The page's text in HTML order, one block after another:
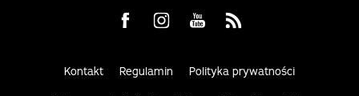
Visit us on Facebook
Visit us on Instagram
Visit us on Youtube
Visit us on Rss
Kontakt Regulamin Polityka prywatności